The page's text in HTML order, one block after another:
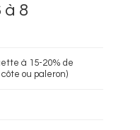
à 8
à 15-20% de
ou paleron)